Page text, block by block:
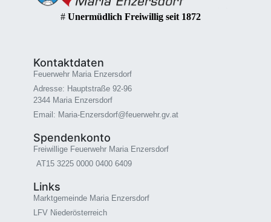
# Unermüdlich Freiwillig seit 1872
Kontaktdaten
Feuerwehr Maria Enzersdorf
Adresse: Hauptstraße 92-96
2344 Maria Enzersdorf
Email: Maria-Enzersdorf@feuerwehr.gv.at
Spendenkonto
Freiwillige Feuerwehr Maria Enzersdorf
AT15 3225 0000 0400 6409
Links
Marktgemeinde Maria Enzersdorf
LFV Niederösterreich